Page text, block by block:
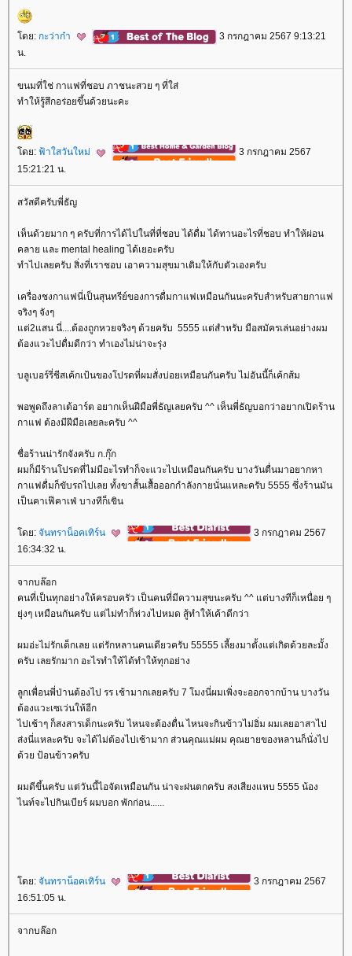
ดย: กะว่าก๋า
3 กรกฎาคม 2567 9:13:21
น.
ขนมที่ใช่ กาแฟที่ชอบ ภาชนะสวย ๆ ที่ใส่
ทำให้รู้สึกอร่อยขึ้นด้วยนะคะ
ดย: ฟ้าใสวันใหม่
3 กรกฎาคม 2567
15:21:21 น.
สวัสดีครับพี่ธัญ
เห็นด้วยมาก ๆ ครับที่การได้ไปในที่ที่ชอบ ได้ดื่ม ได้ทานอะไรที่ชอบ ทำให้ผ่อน
คลาย และ mental healing ได้เยอะครับ
ทำไปเลยครับ สิ่งที่เราชอบ เอาความสุขมาเติมให้กับตัวเองครับ
เครื่องชงกาแฟนี่เป็นสุนทรีย์ของการดื่มกาแฟเหมือนกันนะครับสำหรับสายกาแฟ
จริงๆ จังๆ
ต่2แสน นี่....ต้องถูกหวยจริงๆ ด้วยครับ 5555 แต่สำหรับ มือสมัครเล่นอย่างผม
ต้องแวะไปดื่มดีกว่า ทำเองไม่น่าจะรุ่ง
บลูเบอร์รี่ชีสเค้กเป้นของโปรดที่ผมสั่งบ่อยเหมือนกันครับ ไม่อันนี้ก็เค้กส้ม
พอพูดถึงลาเต้อาร์ต อยากเห็นฝีมือพี่ธัญเลยครับ ^^ เห็นพี่ธัญบอกว่าอยากเปิดร้าน
กาแฟ ต้องมีฝีมือเลยละครับ ^^
ชื่อร้านน่ารักจังครับ ก.กุ๊ก
ผมก็มีร้านโปรดที่ไม่มีอะไรทำก็จะแวะไปเหมือนกันครับ บางวันตื่นมาอยากหา
กาแฟดื่มก็ขับรถไปเลย ทั้งขาสั้นเสื้อออกกำลังกายนั่นแหละครับ 5555 ซึ่งร้านมัน
เป็นคาเฟ๊คาเฟ่ บางทีก็เขิน
ดย: จันทราน็อคเทิร์น
3 กรกฎาคม 2567
16:34:32 น.
จากบล๊อก
คนที่เป็นทุกอย่างให้ครอบครัว เป็นคนที่มีความสุขนะครับ ^^ แต่บางทีก็เหนื่อย ๆ
ุ่งๆ เหมือนกันครับ แต่ไม่ทำก็ห่วงไปหมด สู้ทำให้เค้าดีกว่า
ผมอ่ะไม่รักเด็กเลย แต่รักหลานคนเดียวครับ 55555 เลี้ยงมาตั้งแต่เกิดด้วยละมั้ง
ครับ เลยรักมาก อะไรทำให้ได้ทำให้ทุกอย่าง
ลูกเพื่อนพี่ป่านต้องไป รร เช้ามากเลยครับ 7 โมงนี่ผมเพิ่งจะออกจากบ้าน บางวัน
ต้องแวะเซเว่นให้อีก
ไปเช้าๆ ก็สงสารเด็กนะครับ ไหนจะต้องตื่น ไหนจะกินข้าวไม่อิ่ม ผมเลยอาสาไป
ส่งนี่แหละครับ จะได้ไม่ต้องไปเช้ามาก ส่วนคุณแม่ผม คุณยายของหลานก็นั่งไป
ด้วย ป้อนข้าวครับ
ผมดีขึ้นครับ แต่วันนี้ไอจัดเหมือนกัน น่าจะฝนตกครับ สงเสียงแหบ 5555 น้อง
ไนท์จะไปกินเบียร์ ผมบอก พักก่อน......
ดย: จันทราน็อคเทิร์น
3 กรกฎาคม 2567
16:51:05 น.
จากบล๊อก